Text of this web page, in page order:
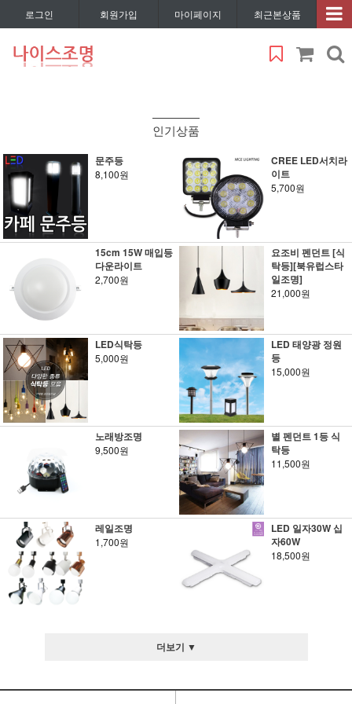
로그인 회원가입 마이페이지 최근본상품
인기상품
문주등
8,100원
CREE LED서치라
이트
5,700원
15cm 15W 매입등
다운라이트
2,700원
요조비 펜던트 [식
탁등][북유럽스타
일조명]
21,000원
LED식탁등
5,000원
LED 태양광 정원
등
15,000원
노래방조명
9,500원
별 펜던트 1등 식
탁등
11,500원
레일조명
1,700원
LED 일자30W 십
자60W
18,500원
더보기 ▼